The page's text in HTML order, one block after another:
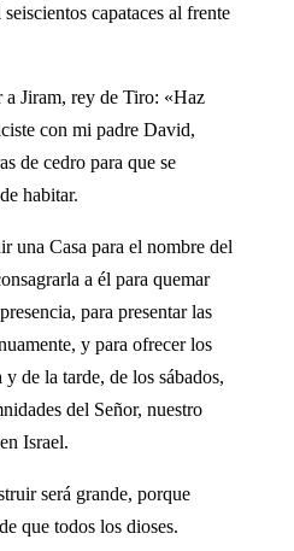
capataces al frente
a Jiram, rey de Tiro: «Haz
con mi padre David,
de cedro para que se
habitar.
una Casa para el nombre del
a él para quemar
para presentar las
y para ofrecer los
de la tarde, de los sábados,
del Señor, nuestro
Israel.
será grande, porque
que todos los dioses.